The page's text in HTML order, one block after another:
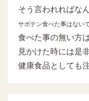
そう言われればな
サボテン食べた事はない
食べた事の無い方
見かけた時には是
健康食品としても